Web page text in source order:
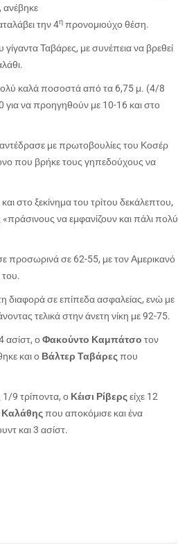
την 4η προνομιούχο θέση.
Ταβάρες, με συνέπεια να βρεθεί
πολύ καλά ποσοστά από τα 6,75 μ. (4/8
για να προηγηθούν με 10-16 και στο
με πρωτοβουλίες του Κοσέρ
που βρήκε τους γηπεδούχους να
στο ξεκίνημα του τρίτου δεκάλεπτου,
«πράσινους να εμφανίζουν και πάλι πολύ
προσωρινά σε 62-55, με τον Αμερικανό
διαφορά σε επίπεδα ασφαλείας, ενώ με
τελικά στην άνετη νίκη με 92-75.
ασίστ, οΦακούντο Καμπάτσο τον
και ο Βάλτερ Ταβάρεςπου
1/9 τρίποντα, ο Κέισι Ρίβερςείχε 12
Καλάθηςπου αποκόμισε και ένα
και 3 ασίστ.